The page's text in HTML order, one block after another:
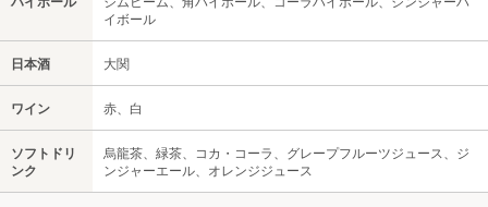
イボール
日本酒 大関
ワイン 赤、白
ソフトドリ
ンク
烏龍茶、緑茶、コカ・コーラ、グレープフルーツジュース、ジ
ンジャーエール、オレンジジュース